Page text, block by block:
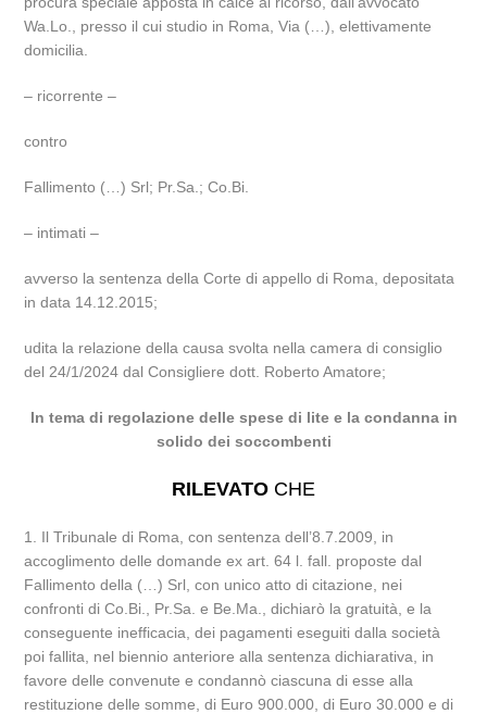
Wa.Lo., presso il cui studio in Roma, Via (…), elettivamente
domicilia.
– ricorrente –
contro
Fallimento (…) Srl; Pr.Sa.; Co.Bi.
– intimati –
avverso la sentenza della Corte di appello di Roma, depositata
in data 14.12.2015;
udita la relazione della causa svolta nella camera di consiglio
del 24/1/2024 dal Consigliere dott. Roberto Amatore;
In tema di regolazione delle spese di lite e la condanna in
solido dei soccombenti
RILEVATO CHE
1. Il Tribunale di Roma, con sentenza dell’8.7.2009, in
accoglimento delle domande ex art. 64 l. fall. proposte dal
Fallimento della (…) Srl, con unico atto di citazione, nei
confronti di Co.Bi., Pr.Sa. e Be.Ma., dichiarò la gratuità, e la
conseguente inefficacia, dei pagamenti eseguiti dalla società
poi fallita, nel biennio anteriore alla sentenza dichiarativa, in
favore delle convenute e condannò ciascuna di esse alla
restituzione delle somme, di Euro 900.000, di Euro 30.000 e di